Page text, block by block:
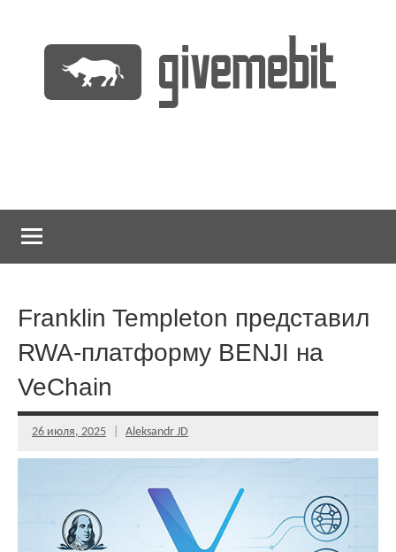
содержимому
Franklin Templeton представил
RWA-платформу BENJI на
VeChain
26 июля, 2025 Aleksandr JD